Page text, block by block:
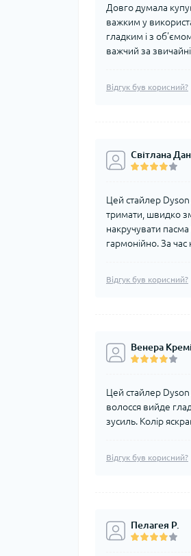
Довго думала
важким у
гладким і з
важчий за
Відгук був корисний?
Світлана
Цей стайлер Dyson
тримати, швидко
накручувати
гармонійно. За час
Відгук був корисний?
Венера
Цей стайлер
волосся вийде
зусиль. Колір
Відгук був корисний?
Пелагея Р.